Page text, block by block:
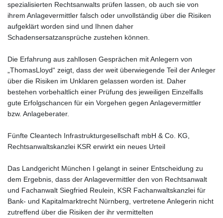
spezialisierten Rechtsanwalts prüfen lassen, ob auch sie von
ihrem Anlagevermittler falsch oder unvollständig über die Risiken
aufgeklärt worden sind und Ihnen daher
Schadensersatzansprüche zustehen können.
Die Erfahrung aus zahllosen Gesprächen mit Anlegern von
„ThomasLloyd“ zeigt, dass der weit überwiegende Teil der Anleger
über die Risiken im Unklaren gelassen worden ist. Daher
bestehen vorbehaltlich einer Prüfung des jeweiligen Einzelfalls
gute Erfolgschancen für ein Vorgehen gegen Anlagevermittler
bzw. Anlageberater.
Fünfte Cleantech Infrastrukturgesellschaft mbH & Co. KG,
Rechtsanwaltskanzlei KSR erwirkt ein neues Urteil
Das Landgericht München I gelangt in seiner Entscheidung zu
dem Ergebnis, dass der Anlagevermittler den von Rechtsanwalt
und Fachanwalt Siegfried Reulein, KSR Fachanwaltskanzlei für
Bank- und Kapitalmarktrecht Nürnberg, vertretene Anlegerin nicht
zutreffend über die Risiken der ihr vermittelten